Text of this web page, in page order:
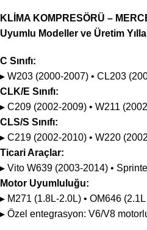
KLİMA KOMPRESÖRÜ –
Uyumlu Modeller ve Üretim
C Sınıfı:
▸ W203 (2000-2007) • CL203
CLK/E Sınıfı:
▸ C209 (2002-2009) • W211
CLS/S Sınıfı:
▸ C219 (2002-2010) • W220
Ticari Araçlar:
▸ Vito W639 (2003-2014) •
Motor Uyumluluğu:
▸ M271 (1.8L-2.0L) • OM646
▸ Özel entegrasyon: V6/V8